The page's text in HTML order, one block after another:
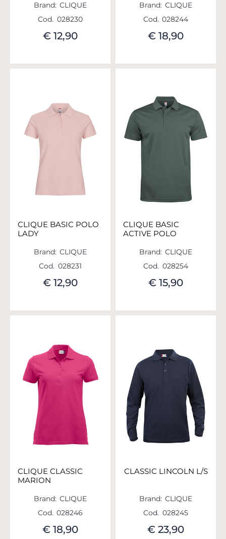
Brand: CLIQUE
Cod. 028230
€ 12,90
Brand: CLIQUE
Cod. 028244
€ 18,90
CLIQUE BASIC POLO
LADY
Brand: CLIQUE
Cod. 028231
€ 12,90
CLIQUE BASIC
ACTIVE POLO
Brand: CLIQUE
Cod. 028254
€ 15,90
CLIQUE CLASSIC
MARION
Brand: CLIQUE
Cod. 028246
€ 18,90
CLASSIC LINCOLN L/S
Brand: CLIQUE
Cod. 028245
€ 23,90